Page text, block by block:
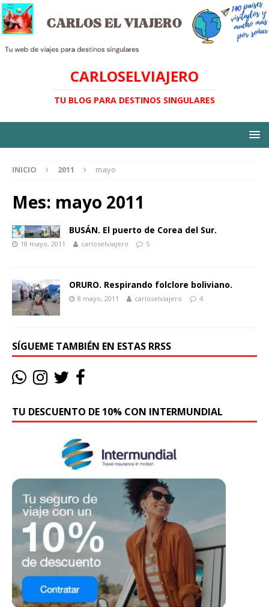
CARLOSELVIAJERO
TU BLOG PARA DESTINOS SINGULARES
INICIO 2011 mayo
Mes: mayo 2011
BUSÁN. El puerto de Corea del Sur.
18 mayo, 2011 carloselviajero 5
ORURO. Respirando folclore boliviano.
8 mayo, 2011 carloselviajero 4
SÍGUEME TAMBIÉN EN ESTAS RRSS
TU DESCUENTO DE 10% CON INTERMUNDIAL